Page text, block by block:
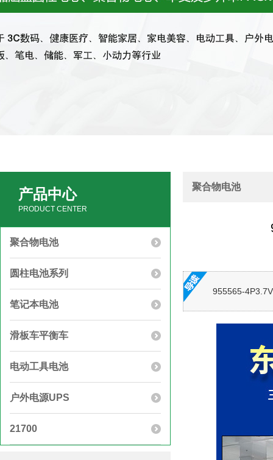
产品中心
PRODUCT CENTER
聚合物电池
圆柱电池系列
笔记本电池
滑板车平衡车
电动工具电池
户外电源UPS
21700
聚合物电池
955565-